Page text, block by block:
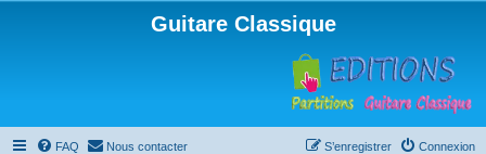
Guitare Classique
FAQ Nous contacter Connexion
S’enregistrer